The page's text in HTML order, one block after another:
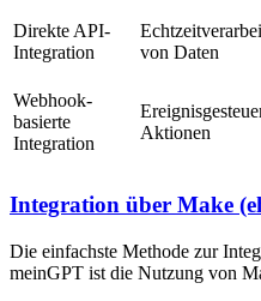
Direkte API-
Integration
von Daten
Webhook-
basierte
Integration
Aktionen
Integration über Make
Die einfachste Methode zur
meinGPT ist die Nutzung von